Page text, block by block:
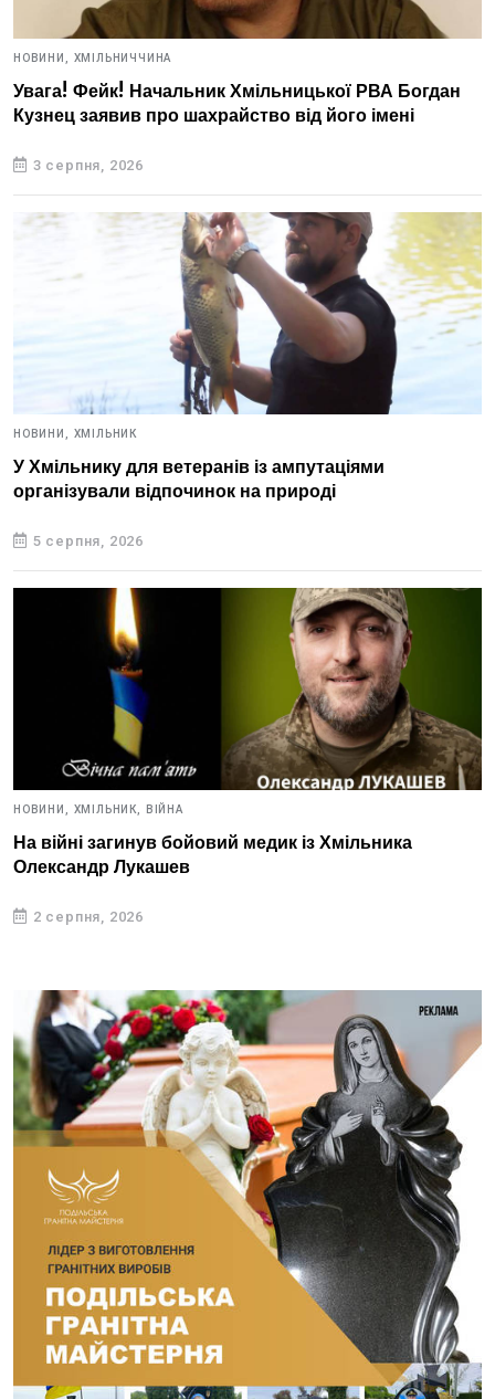
НОВИНИ, ХМІЛЬНИЧЧИНА
Увага! Фейк! Начальник Хмільницької РВА Богдан
Кузнец заявив про шахрайство від його імені
3 серпня, 2026
НОВИНИ, ХМІЛЬНИК
У Хмільнику для ветеранів із ампутаціями
організували відпочинок на природі
5 серпня, 2026
НОВИНИ, ХМІЛЬНИК, ВІЙНА
На війні загинув бойовий медик із Хмільника
Олександр Лукашев
2 серпня, 2026